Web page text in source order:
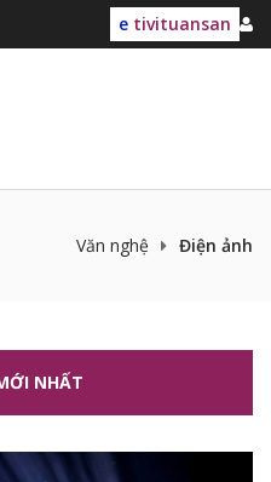
e tivituansan
Văn nghệ Điện ảnh
NHẤT